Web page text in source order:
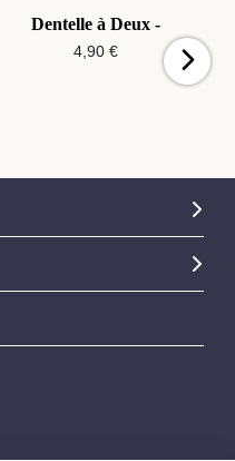
Dentelle à Deux -
4,90 €